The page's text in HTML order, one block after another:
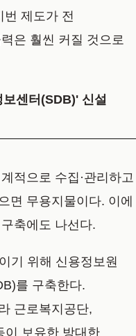
제도가 전
은 훨씬 커질 것으로
센터(SDB)' 신설
적으로 수집·관리하고
면 무용지물이다. 이에
축에도 나선다.
기 위해 신용정보원
를 구축한다.
근로복지공단,
이 보유한 방대한